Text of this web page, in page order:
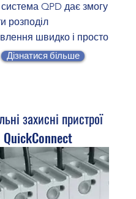
QPD дає змогу
розподіл
швидко і просто
Дізнатися більше
захисні пристрої
QuickConnect